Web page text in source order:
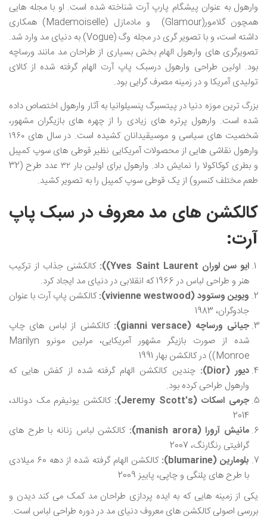
وارهول به عنوان پیشگام پارپ آرت شناخته شده است. او با مجله هایی
همچون گلامور(Glamour) و مادمازل (Mademoiselle) همکاری
داشته است، و با تصویر گری در مجله وگ (Vogue) به دنیای مد وارد شد.
تصویرگری های وارهول الهام بخش بسیاری از طراحان مد مانند ورساچه
بود. اولین طراحی وارهول درسبک پاپ آرت الهام گرفته شده از کالای
تولیدی آمریکا و در زمینه مصرف گرایی بود.
بزرگ ‌ترین موزه دنیا در پیتسبرگ پنسیلوانیا به آثار وارهول اختصاص داده
شده است. وارهول پرتره ‌های زیادی را از چهره ‌های بازیگران مشهور،
شخصیت های سیاسی و موسیقیدانان کشیده است. در سال‌ های ۱۹۶۰
وارهول نقاشی هایی از محصولات آمریکایی نظیر قوطی های سوپ کمپبل
و بطری کوکاکولا را نمایش داد. وارهول برای اولین بار ۳۲ عدد طرح (32
طعم مختلف کنسرو) از یک قوطی سوپ کمپبل را به تصویر کشید.
کالکشن های مد معروف در سبک پاپ
آرت:
ایو سن لوران Yves Saint Laurent)
)
: کالکشنی جذاب از ترکیب
هنر و طراحی لباس در 1966 که انقلابی در دنیای مد ایجاد کرد.
ویوین وستوود (vivienne westwood
):کالکشن پاپ آرت با عنوان
جادوگران، 1983
جیانی ورساچه (gianni versace
): کالکشنی از لباس های چاپ
شده از صورت بازیگر مشهور آمریکایی، مرلین مونرو Marilyn
Monroe)) در کالکشن بهار 1991
دیور (Dior
):چندین کالکشن الهام گرفته شده از کفش هایی که
وارهول طراحی کرده بود.
جرمی اسکات (Jeremy Scott’s
): کالکشن یونیفرم مک دونالد،
2014
مانیش آرورا (manish arora
):کالکشن لباس زنانه با طرح های
گرافیتی رنگارنگ، 2007
بلومارین(blumarine)
:
کالکشن الهام گرفته شده از دهه 60 میلادی
با طرح های پلنگی و چاپی، پاییز 2009
یکی از زمینه هایی که به ایده پردازی طراحان مد کمک می کند دیدن و
بررسی اصولی کالکشن های معروف دنیای مد در دوره طراحی لباس است.